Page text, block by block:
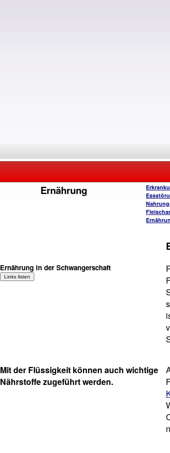
Ernährung
Ernährung in der Schwangerschaft
Mit der Flüssigkeit können auch wichtige
Nährstoffe zugeführt werden.